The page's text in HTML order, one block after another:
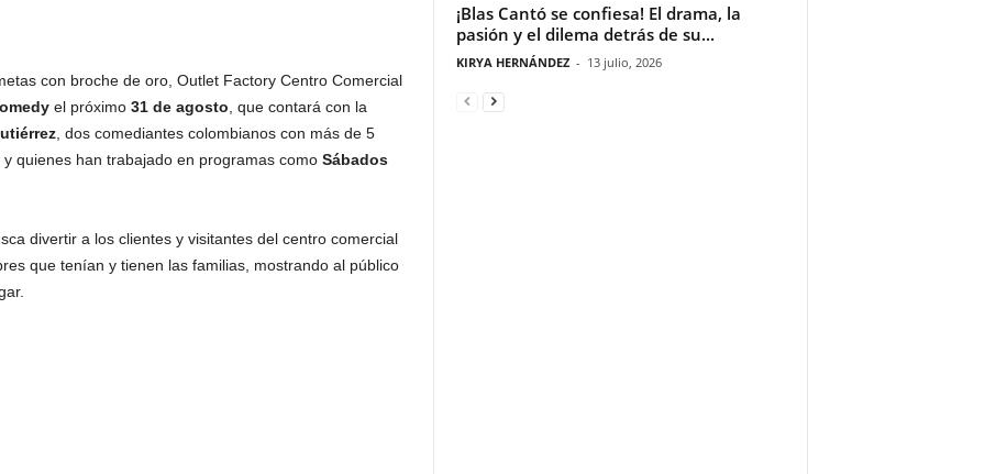
con broche de oro, Outlet Factory Centro Comercial
el próximo31 de agosto , que contará con la
, dos comediantes colombianos con más de 5
quienes han trabajado en programas como Sábados
divertir a los clientes y visitantes del centro comercial
que tenían y tienen las familias, mostrando al público
¡Blas Cantó se confiesa! El drama, la
pasión y el dilema detrás de su...
KIRYA HERNÁNDEZ - 13 julio, 2026